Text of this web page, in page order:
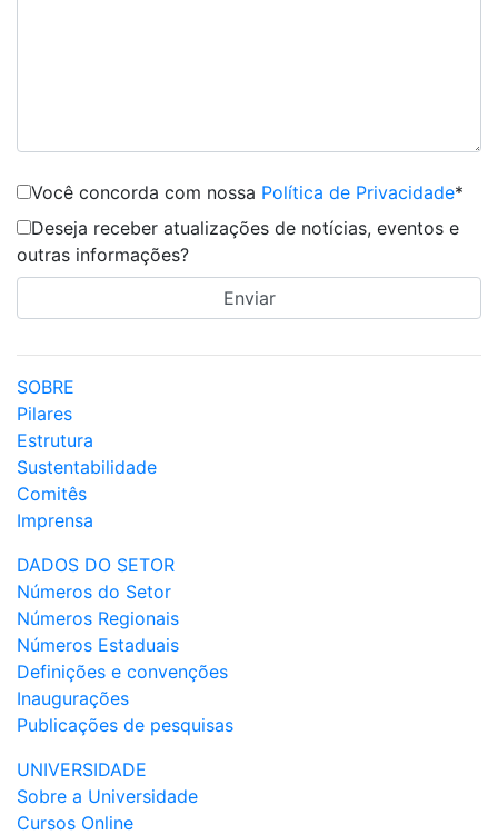
Você concorda com nossa Política de Privacidade*
Deseja receber atualizações de notícias, eventos e
outras informações?
SOBRE
Pilares
Estrutura
Sustentabilidade
Comitês
Imprensa
DADOS DO SETOR
Números do Setor
Números Regionais
Números Estaduais
Definições e convenções
Inaugurações
Publicações de pesquisas
UNIVERSIDADE
Sobre a Universidade
Cursos Online